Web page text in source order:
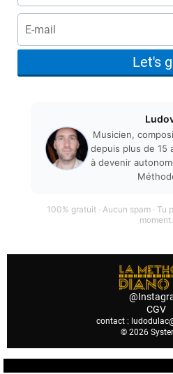
Let's
Musicien,
depuis plus de 15
à devenir
100% gratuit · Aucun spam ·
moment.
CGV
contact :
© 2026